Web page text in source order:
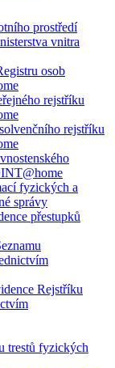
prostředí
vnitra
osob
rejstříku
rejstříku
fyzických a
správy
přestupků
Rejstříku
trestů fyzických